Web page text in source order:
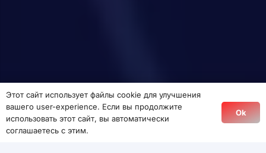
Этот сайт использует файлы cookie для улучшения
вашего user-experience. Если вы продолжите
использовать этот сайт, вы автоматически
соглашаетесь с этим.
Ok